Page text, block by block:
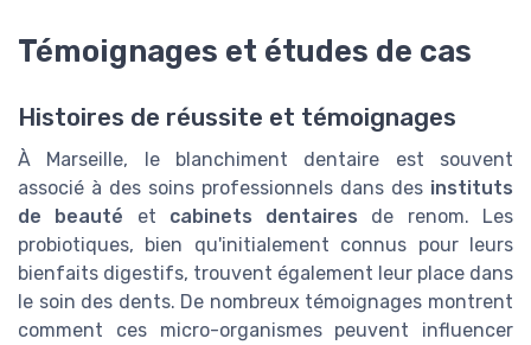
Témoignages et études de cas
Histoires de réussite et témoignages
À Marseille, le blanchiment dentaire est souvent
associé à des soins professionnels dans des instituts
de beauté et cabinets dentaires de renom. Les
probiotiques, bien qu'initialement connus pour leurs
bienfaits digestifs, trouvent également leur place dans
le soin des dents. De nombreux témoignages montrent
comment ces micro-organismes peuvent influencer